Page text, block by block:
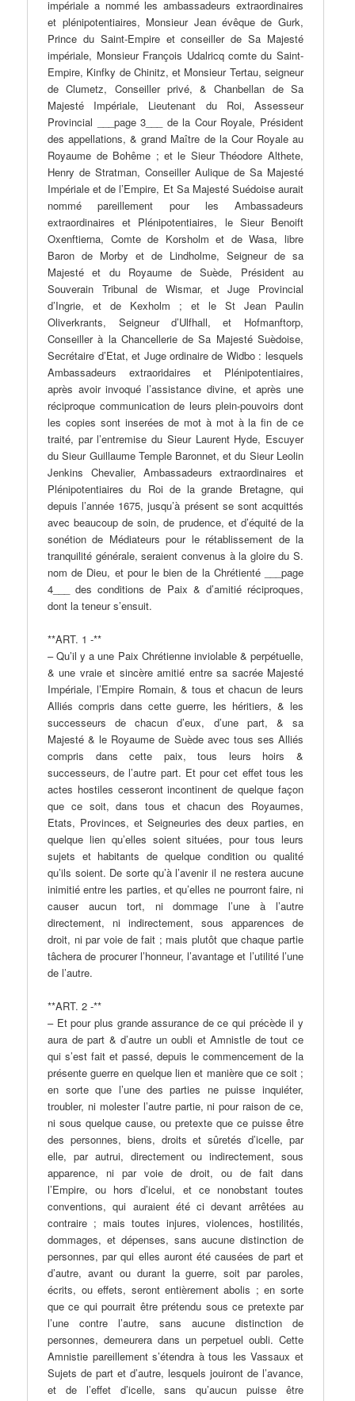
impériale a nommé les ambassadeurs extraordinaires
et plénipotentiaires, Monsieur Jean évêque de Gurk,
Prince du Saint-Empire et conseiller de Sa Majesté
impériale, Monsieur François Udalricq comte du Saint-
Empire, Kinfky de Chinitz, et Monsieur Tertau, seigneur
de Clumetz, Conseiller privé, & Chanbellan de Sa
Majesté Impériale, Lieutenant du Roi, Assesseur
Provincial ___page 3___ de la Cour Royale, Président
des appellations, & grand Maître de la Cour Royale au
Royaume de Bohême ; et le Sieur Théodore Althete,
Henry de Stratman, Conseiller Aulique de Sa Majesté
Impériale et de l’Empire, Et Sa Majesté Suédoise aurait
nommé pareillement pour les Ambassadeurs
extraordinaires et Plénipotentiaires, le Sieur Benoift
Oxenftierna, Comte de Korsholm et de Wasa, libre
Baron de Morby et de Lindholme, Seigneur de sa
Majesté et du Royaume de Suède, Président au
Souverain Tribunal de Wismar, et Juge Provincial
d’Ingrie, et de Kexholm ; et le St Jean Paulin
Oliverkrants, Seigneur d’Ulfhall, et Hofmanftorp,
Conseiller à la Chancellerie de Sa Majesté Suèdoise,
Secrétaire d’Etat, et Juge ordinaire de Widbo : lesquels
Ambassadeurs extraoridaires et Plénipotentiaires,
après avoir invoqué l’assistance divine, et après une
réciproque communication de leurs plein-pouvoirs dont
les copies sont inserées de mot à mot à la fin de ce
traité, par l’entremise du Sieur Laurent Hyde, Escuyer
du Sieur Guillaume Temple Baronnet, et du Sieur Leolin
Jenkins Chevalier, Ambassadeurs extraordinaires et
Plénipotentiaires du Roi de la grande Bretagne, qui
depuis l’année 1675, jusqu’à présent se sont acquittés
avec beaucoup de soin, de prudence, et d’équité de la
sonétion de Médiateurs pour le rétablissement de la
tranquilité générale, seraient convenus à la gloire du S.
nom de Dieu, et pour le bien de la Chrétienté ___page
4___ des conditions de Paix & d’amitié réciproques,
dont la teneur s’ensuit.
**ART. 1 -**
– Qu’il y a une Paix Chrétienne inviolable & perpétuelle,
& une vraie et sincère amitié entre sa sacrée Majesté
Impériale, l’Empire Romain, & tous et chacun de leurs
Alliés compris dans cette guerre, les héritiers, & les
successeurs de chacun d’eux, d’une part, & sa
Majesté & le Royaume de Suède avec tous ses Alliés
compris dans cette paix, tous leurs hoirs &
successeurs, de l’autre part. Et pour cet effet tous les
actes hostiles cesseront incontinent de quelque façon
que ce soit, dans tous et chacun des Royaumes,
Etats, Provinces, et Seigneuries des deux parties, en
quelque lien qu’elles soient situées, pour tous leurs
sujets et habitants de quelque condition ou qualité
qu’ils soient. De sorte qu’à l’avenir il ne restera aucune
inimitié entre les parties, et qu’elles ne pourront faire, ni
causer aucun tort, ni dommage l’une à l’autre
directement, ni indirectement, sous apparences de
droit, ni par voie de fait ; mais plutôt que chaque partie
tâchera de procurer l’honneur, l’avantage et l’utilité l’une
de l’autre.
**ART. 2 -**
– Et pour plus grande assurance de ce qui précède il y
aura de part & d’autre un oubli et Amnistle de tout ce
qui s’est fait et passé, depuis le commencement de la
présente guerre en quelque lien et manière que ce soit ;
en sorte que l’une des parties ne puisse inquiéter,
troubler, ni molester l’autre partie, ni pour raison de ce,
ni sous quelque cause, ou pretexte que ce puisse être
des personnes, biens, droits et sûretés d’icelle, par
elle, par autrui, directement ou indirectement, sous
apparence, ni par voie de droit, ou de fait dans
l’Empire, ou hors d’icelui, et ce nonobstant toutes
conventions, qui auraient été ci devant arrêtées au
contraire ; mais toutes injures, violences, hostilités,
dommages, et dépenses, sans aucune distinction de
personnes, par qui elles auront été causées de part et
d’autre, avant ou durant la guerre, soit par paroles,
écrits, ou effets, seront entièrement abolis ; en sorte
que ce qui pourrait être prétendu sous ce pretexte par
l’une contre l’autre, sans aucune distinction de
personnes, demeurera dans un perpetuel oubli. Cette
Amnistie pareillement s’étendra à tous les Vassaux et
Sujets de part et d’autre, lesquels jouiront de l’avance,
et de l’effet d’icelle, sans qu’aucun puisse être